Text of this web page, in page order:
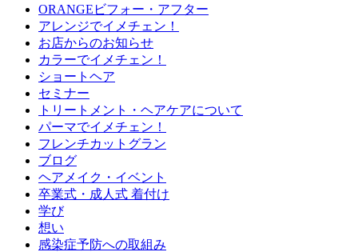
ORANGEビフォー・アフター
アレンジでイメチェン！
お店からのお知らせ
カラーでイメチェン！
ショートヘア
セミナー
トリートメント・ヘアケアについて
パーマでイメチェン！
フレンチカットグラン
ブログ
ヘアメイク・イベント
卒業式・成人式 着付け
学び
想い
感染症予防への取組み